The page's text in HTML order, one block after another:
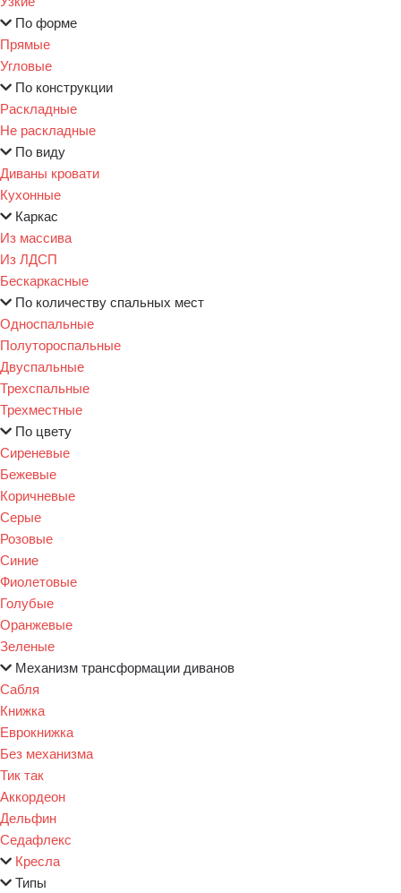
По форме
Прямые
Угловые
По конструкции
Раскладные
Не раскладные
По виду
Диваны кровати
Кухонные
Каркас
Из массива
Из ЛДСП
Бескаркасные
По количеству спальных мест
Односпальные
Полутороспальные
Двуспальные
Трехспальные
Трехместные
По цвету
Сиреневые
Бежевые
Коричневые
Серые
Розовые
Синие
Фиолетовые
Голубые
Оранжевые
Зеленые
Механизм трансформации диванов
Сабля
Книжка
Еврокнижка
Без механизма
Тик так
Аккордеон
Дельфин
Седафлекс
Кресла
Типы